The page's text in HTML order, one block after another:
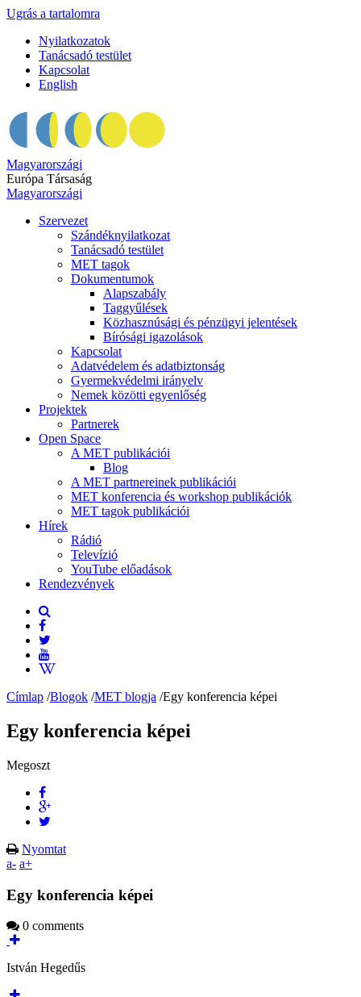
Ugrás a tartalomra
Nyilatkozatok
Tanácsadó testület
Kapcsolat
English
Magyarországi
Európa Társaság
Magyarországi
Szervezet
Szándéknyilatkozat
Tanácsadó testület
MET tagok
Dokumentumok
Alapszabály
Taggyűlések
Közhasznúsági és pénzügyi jelentések
Bírósági igazolások
Kapcsolat
Adatvédelem és adatbiztonság
Gyermekvédelmi irányelv
Nemek közötti egyenlőség
Projektek
Partnerek
Open Space
A MET publikációi
Blog
A MET partnereinek publikációi
MET konferencia és workshop publikációk
MET tagok publikációi
Hírek
Rádió
Televízió
YouTube előadások
Rendezvények
Címlap /Blogok /MET blogja /Egy konferencia képei
Egy konferencia képei
Megoszt
Nyomtat
a- a+
Egy konferencia képei
0 comments
István Hegedűs